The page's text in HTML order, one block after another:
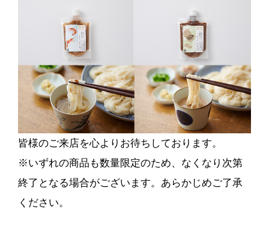
皆様のご来店を心よりお待ちしております。
※いずれの商品も数量限定のため、なくなり次第
終了となる場合がございます。あらかじめご了承
ください。